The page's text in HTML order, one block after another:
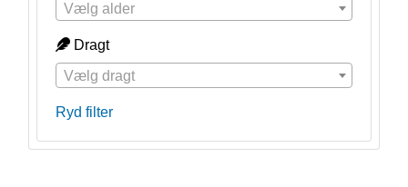
Vælg alder
Dragt
Vælg dragt
Ryd filter